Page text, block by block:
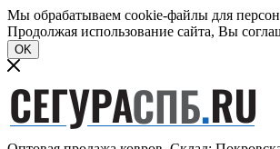
Мы обрабатываем cookie-файлы для
Продолжая использование сайта, Вы
OK